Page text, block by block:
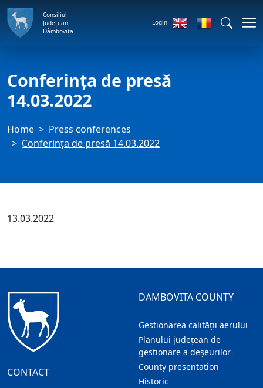
Consiliul
Județean
Dâmbovița
Login
Conferința de presă
14.03.2022
Home
Press conferences
Conferința de presă 14.03.2022
13.03.2022
CONTACT
DAMBOVITA COUNTY
Gestionarea calității aerului
Planului județean de
gestionare a deșeurilor
County presentation
Historic